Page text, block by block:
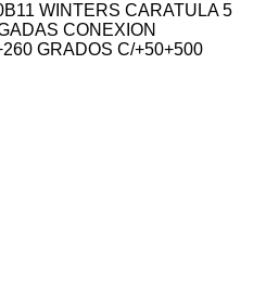
WINTERS CARATULA 5
CONEXION
GRADOS C/+50+500